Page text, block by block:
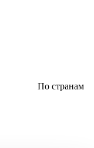
По странам